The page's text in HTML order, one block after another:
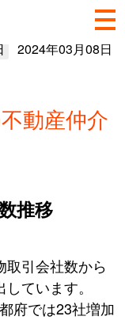
2024年03月08日
動産仲介
推移
取引会社数から
ています。
府では23社増加